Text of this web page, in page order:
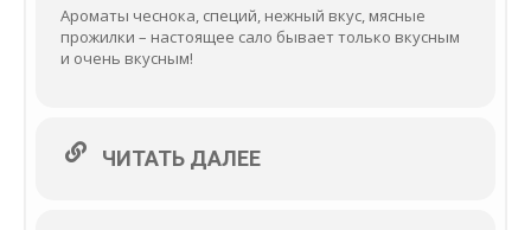
Ароматы чеснока, специй, нежный вкус, мясные
прожилки – настоящее сало бывает только вкусным
и очень вкусным!
ЧИТАТЬ ДАЛЕЕ